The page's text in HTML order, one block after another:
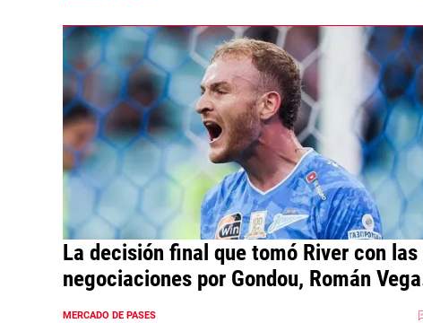
La decisión final que tomó River con las
negociaciones por Gondou, Román
Amaro
MERCADO DE PASES